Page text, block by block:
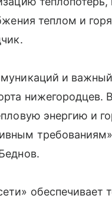
теплом и
и
нижегородцев. В
энергию и
обеспечивает